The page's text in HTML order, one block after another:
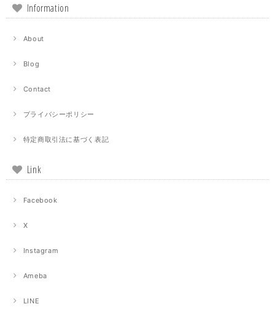
Information
About
Blog
Contact
プライバシーポリシー
特定商取引法に基づく表記
Link
Facebook
X
Instagram
Ameba
LINE